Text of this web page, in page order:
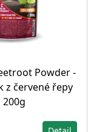
Powder -
z červené řepy
200g